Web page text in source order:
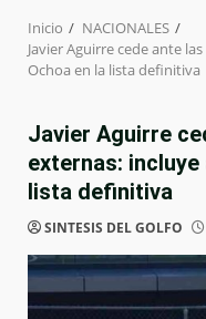
Inicio
NACIONALES
Javier Aguirre cede ante
Ochoa en la lista definitiva
Javier Aguirre
externas: incluye
lista definitiva
SINTESIS DEL GOLFO